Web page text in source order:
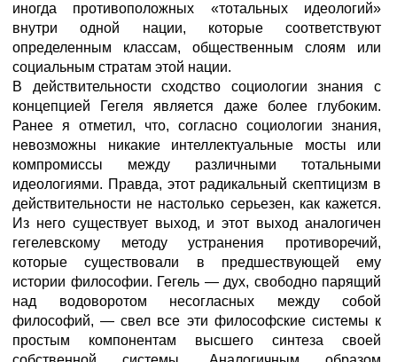
иногда противоположных «тотальных идеологий»
внутри одной нации, которые соответствуют
определенным классам, общественным слоям или
социальным стратам этой нации.
В действительности сходство социологии знания с
концепцией Гегеля является даже более глубоким.
Ранее я отметил, что, согласно социологии знания,
невозможны никакие интеллектуальные мосты или
компромиссы между различными тотальными
идеологиями. Правда, этот радикальный скептицизм в
действительности не настолько серьезен, как кажется.
Из него существует выход, и этот выход аналогичен
гегелевскому методу устранения противоречий,
которые существовали в предшествующей ему
истории философии. Гегель — дух, свободно парящий
над водоворотом несогласных между собой
философий, — свел все эти философские системы к
простым компонентам высшего синтеза своей